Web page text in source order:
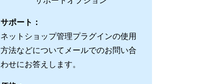
サポート：
ネットショップ管理プラグインの使用
方法などについてメールでのお問い合
わせにお答えします。